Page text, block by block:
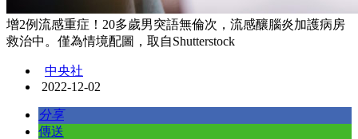
增2例流感重症！20多歲男突語無倫次，流感釀腦炎加護病房
救治中。僅為情境配圖，取自Shutterstock
中央社
2022-12-02
分享
傳送